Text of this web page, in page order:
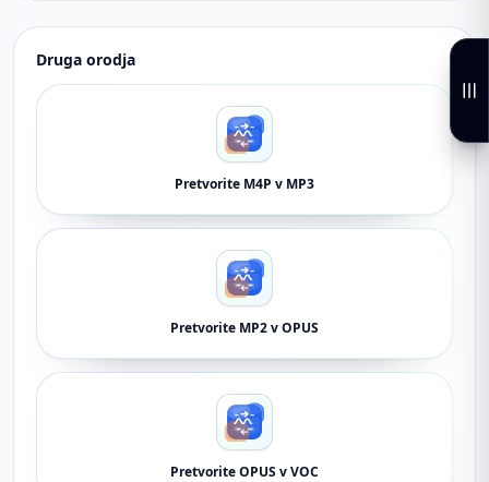
Druga orodja
Pretvorite M4P v MP3
Pretvorite MP2 v OPUS
Pretvorite OPUS v VOC